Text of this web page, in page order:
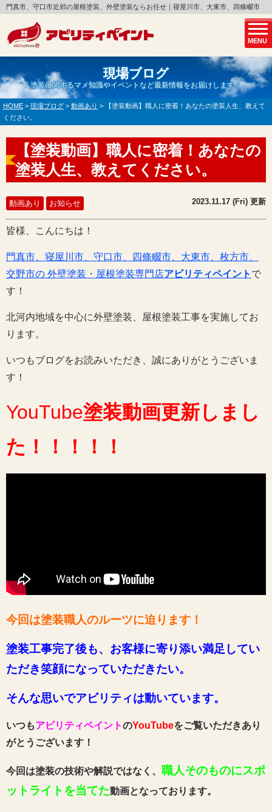
MENU
門真市、守口市近郊の屋根塗装、外壁塗装ならお任せ｜寝屋川市、大東市、四條畷市
現場ブログ
塗装に関するマメ知識やイベントなど最新情報をお届けします！
HOME > 現場ブログ > 動画あり >
【塗装動画】職人に密着！あなたの塗装人生、教えて
ください。
【塗装動画】職人に密着！あなたの
塗装人生、教えてください。
動画あり お知らせ 2023.11.17 (Fri) 更新
皆様、こんにちは！
門真市、寝屋川市、守口市、四條畷市、大東市、枚方市、
交野市の 外壁塗装・屋根塗装専門店アビリティペイント で
す！
北河内地域を中心に外壁塗装、屋根塗装工事を実施してお
ります。
いつもブログをお読みいただき、誠にありがとうございま
す！
YouTube塗装動画更新しまし
た ！！！！！
今回は塗装職人のルーツに迫ります！
塗装工事完了後も、お客様に寄り添い満足してい
ただき笑顔になっていただきたい。
そんな思いでアビリティは動いています。
いつもアビリティペイントのYouTubeをご覧いただきあり
がとうございます！
今回は塗装の技術や解説ではなく、 職人そのものにスポ
ットライトを当てた動画となっております。